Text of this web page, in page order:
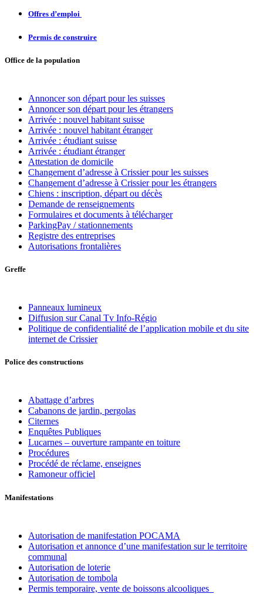
Offres d’emploi
Permis de construire
Office de la population
Annoncer son départ pour les suisses
Annoncer son départ pour les étrangers
Arrivée : nouvel habitant suisse
Arrivée : nouvel habitant étranger
Arrivée : étudiant suisse
Arrivée : étudiant étranger
Attestation de domicile
Changement d’adresse à Crissier pour les suisses
Changement d’adresse à Crissier pour les étrangers
Chiens : inscription, départ ou décès
Demande de renseignements
Formulaires et documents à télécharger
ParkingPay / stationnements
Registre des entreprises
Autorisations frontalières
Greffe
Panneaux lumineux
Diffusion sur Canal Tv Info-Régio
Politique de confidentialité de l’application mobile et du site
internet de Crissier
Police des constructions
Abattage d’arbres
Cabanons de jardin, pergolas
Citernes
Enquêtes Publiques
Lucarnes – ouverture rampante en toiture
Procédures
Procédé de réclame, enseignes
Ramoneur officiel
Manifestations
Autorisation de manifestation POCAMA
Autorisation et annonce d’une manifestation sur le territoire
communal
Autorisation de loterie
Autorisation de tombola
Permis temporaire, vente de boissons alcooliques